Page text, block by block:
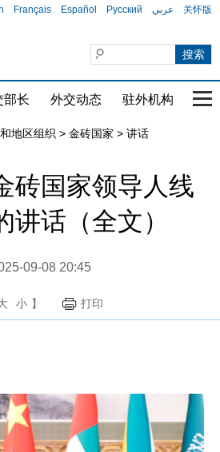
Français Español Русский عربي 关怀版
部长 外交动态 驻外机构 国
地区组织 > 金砖国家 > 讲话
砖国家领导人线
讲话（全文）
09-08 20:45
小 】 打印